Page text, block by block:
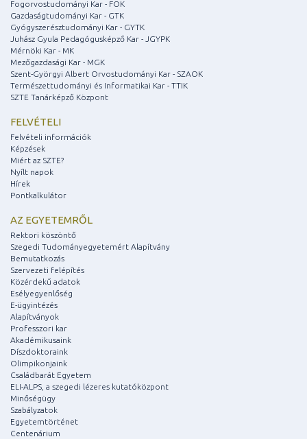
Fogorvostudományi Kar - FOK
Gazdaságtudományi Kar - GTK
Gyógyszerésztudományi Kar - GYTK
Juhász Gyula Pedagógusképző Kar - JGYPK
Mérnöki Kar - MK
Mezőgazdasági Kar - MGK
Szent-Györgyi Albert Orvostudományi Kar - SZAOK
Természettudományi és Informatikai Kar - TTIK
SZTE Tanárképző Központ
FELVÉTELI
Felvételi információk
Képzések
Miért az SZTE?
Nyílt napok
Hírek
Pontkalkulátor
AZ EGYETEMRŐL
Rektori köszöntő
Szegedi Tudományegyetemért Alapítvány
Bemutatkozás
Szervezeti felépítés
Közérdekű adatok
Esélyegyenlőség
E-ügyintézés
Alapítványok
Professzori kar
Akadémikusaink
Díszdoktoraink
Olimpikonjaink
Családbarát Egyetem
ELI-ALPS, a szegedi lézeres kutatóközpont
Minőségügy
Szabályzatok
Egyetemtörténet
Centenárium